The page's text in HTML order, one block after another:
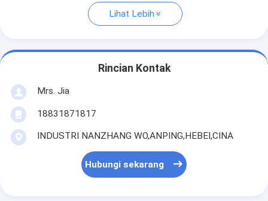
Lihat Lebih
Rincian Kontak
Mrs. Jia
18831871817
INDUSTRI NANZHANG WO,ANPING,HEBEI,CINA
Hubungi sekarang